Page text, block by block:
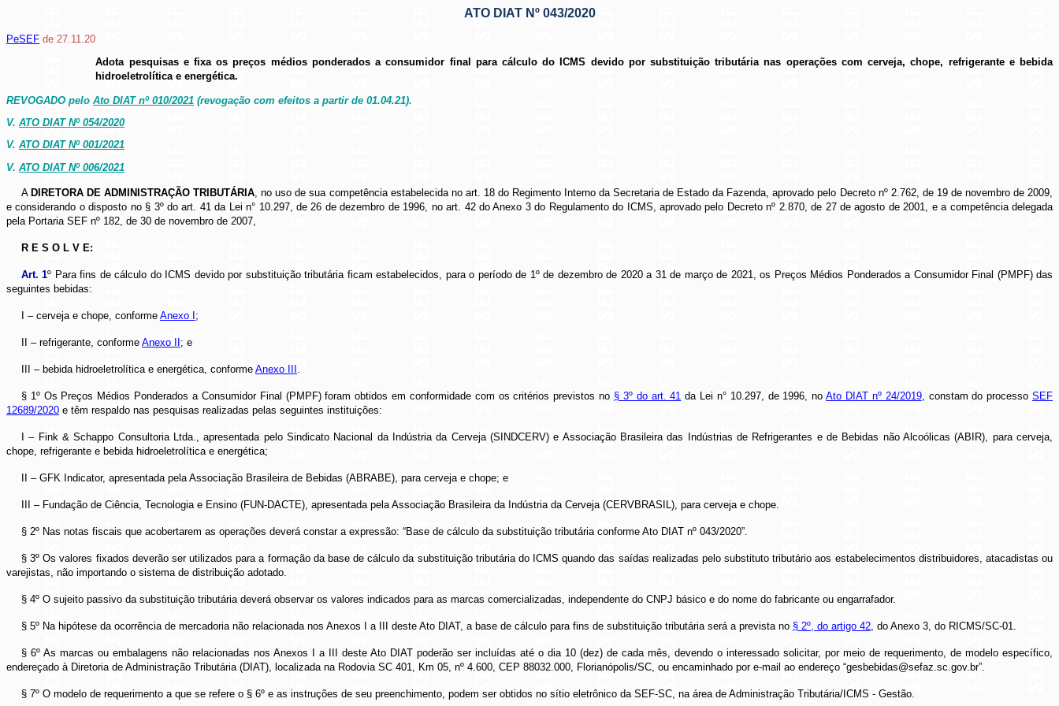
ATO DIAT Nº 043/2020
PeSEF de 27.11.20
Adota pesquisas e fixa os preços médios ponderados a consumidor final para cálculo do ICMS devido por substituição tributária nas operações com cerveja, chope, refrigerante e bebida
hidroeletrolítica e energética.
REVOGADO pelo Ato DIAT nº 010/2021 (revogação com efeitos a partir de 01.04.21).
V. ATO DIAT Nº 054/2020
V. ATO DIAT Nº 001/2021
V. ATO DIAT Nº 006/2021
A DIRETORA DE ADMINISTRAÇÃO TRIBUTÁRIA , no uso de sua competência estabelecida no art. 18 do Regimento Interno da Secretaria de Estado da Fazenda, aprovado pelo Decreto nº 2.762, de 19 de novembro de 2009,
e considerando o disposto no § 3º do art. 41 da Lei n° 10.297, de 26 de dezembro de 1996, no art. 42 do Anexo 3 do Regulamento do ICMS, aprovado pelo Decreto nº 2.870, de 27 de agosto de 2001, e a competência delegada
pela Portaria SEF nº 182, de 30 de novembro de 2007,
R E S O L V E:
Art. 1º Para fins de cálculo do ICMS devido por substituição tributária ficam estabelecidos, para o período de 1º de dezembro de 2020 a 31 de março de 2021, os Preços Médios Ponderados a Consumidor Final (PMPF) das
seguintes bebidas:
I – cerveja e chope, conforme Anexo I;
II – refrigerante, conforme Anexo II; e
III – bebida hidroeletrolítica e energética, conforme Anexo III
§ 1º Os Preços Médios Ponderados a Consumidor Final (PMPF) foram obtidos em conformidade com os critérios previstos no § 3º do art. 41 da Lei n° 10.297, de 1996, noAto DIAT nº 24/2019, constam do processoSEF
12689/2020 e têm respaldo nas pesquisas realizadas pelas seguintes instituições:
I – Fink & Schappo Consultoria Ltda., apresentada pelo Sindicato Nacional da Indústria da Cerveja (SINDCERV) e Associação Brasileira das Indústrias de Refrigerantes e de Bebidas não Alcoólicas (ABIR), para cerveja,
chope, refrigerante e bebida hidroeletrolítica e energética;
II – GFK Indicator, apresentada pela Associação Brasileira de Bebidas (ABRABE), para cerveja e chope; e
III – Fundação de Ciência, Tecnologia e Ensino (FUN-DACTE), apresentada pela Associação Brasileira da Indústria da Cerveja (CERVBRASIL), para cerveja e chope.
§ 2º Nas notas fiscais que acobertarem as operações deverá constar a expressão: “Base de cálculo da substituição tributária conforme Ato DIAT nº 043/2020”.
§ 3º Os valores fixados deverão ser utilizados para a formação da base de cálculo da substituição tributária do ICMS quando das saídas realizadas pelo substituto tributário aos estabelecimentos distribuidores, atacadistas ou
varejistas, não importando o sistema de distribuição adotado.
§ 4º O sujeito passivo da substituição tributária deverá observar os valores indicados para as marcas comercializadas, independente do CNPJ básico e do nome do fabricante ou engarrafador.
§ 5º Na hipótese da ocorrência de mercadoria não relacionada nos Anexos I a III deste Ato DIAT, a base de cálculo para fins de substituição tributária será a prevista no § 2º, do artigo 42, do Anexo 3, do RICMS/SC-01.
§ 6º As marcas ou embalagens não relacionadas nos Anexos I a III deste Ato DIAT poderão ser incluídas até o dia 10 (dez) de cada mês, devendo o interessado solicitar, por meio de requerimento, de modelo específico,
endereçado à Diretoria de Administração Tributária (DIAT), localizada na Rodovia SC 401, Km 05, nº 4.600, CEP 88032.000, Florianópolis/SC, ou encaminhado por e-mail ao endereço “gesbebidas@sefaz.sc.gov.br”.
§ 7º O modelo de requerimento a que se refere o § 6º e as instruções de seu preenchimento, podem ser obtidos no sítio eletrônico da SEF-SC, na área de Administração Tributária/ICMS - Gestão.